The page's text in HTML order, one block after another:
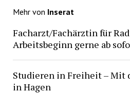
Mehr von Inserat
Facharzt/Fachärztin für
Arbeitsbeginn gerne ab
Studieren in Freiheit – Mit
in Hagen